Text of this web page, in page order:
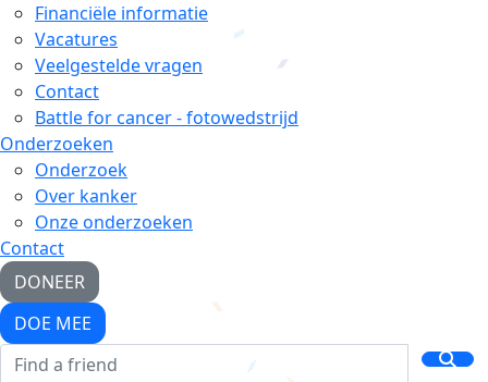
Financiële informatie
Vacatures
Veelgestelde vragen
Contact
Battle for cancer - fotowedstrijd
Onderzoeken
Onderzoek
Over kanker
Onze onderzoeken
Contact
DONEER
DOE MEE